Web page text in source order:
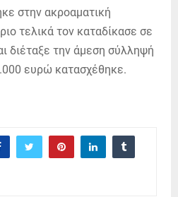
στην ακροαματική
τελικά τον καταδίκασε σε
διέταξε την άμεση σύλληψή
ευρώ κατασχέθηκε.